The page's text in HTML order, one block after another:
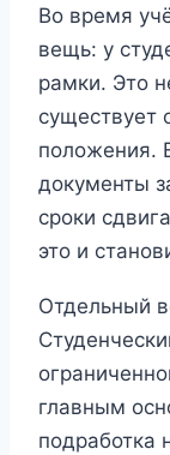
Во время
вещь: у
рамки. Это
существует
положения.
документы
сроки
это и
Отдельный
главным
подработка